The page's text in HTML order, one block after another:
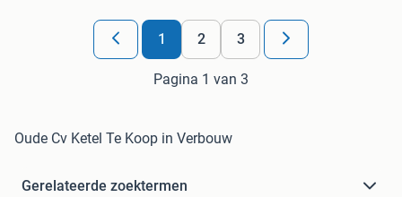
1 2 3
Pagina 1 van 3
Oude Cv Ketel Te Koop in Verbouw
Gerelateerde zoektermen